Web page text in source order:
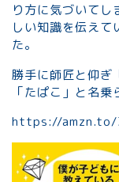
り方に気づいてし
しい知識を伝えて
た。
勝手に師匠と仰ぎ
「たぱこ」と名
https://amzn.to/